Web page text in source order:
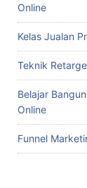
Online
Kelas Jualan
Teknik
Belajar
Online
Funnel